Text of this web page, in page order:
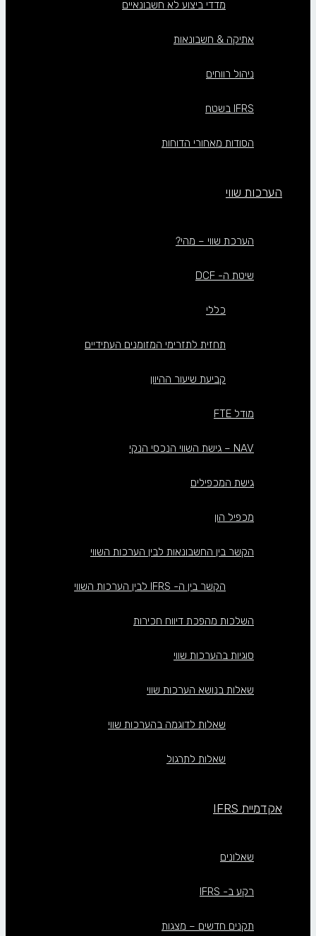
מדדי ביצוע לא חשבונאיים
אתיקה & חשבונאות
ניהול רווחים
IFRS בשטח
הסודות מאחורי הדוחות
הערכות שווי
הערכת שווי – מהי?
שיטת ה- DCF
כללי
תחזית לתזרימי המזומנים העתידיים
קביעת שיעור ההיוון
מודל FTE
NAV – גישת השווי הנכסי הנקי
גישת המכפילים
מכפיל הון
הקשר בין החשבונאות לבין הערכות השווי
הקשר בין ה- IFRS לבין הערכות השווי
השלכות מהפכת דיווח חכירות
סוגיות בהערכות שווי
שאלות בנושא הערכות שווי
שאלות לדוגמה בהערכות שווי
שאלות לתרגול
אקדמיית IFRS
שאלונים
רקע ב- IFRS
תקנים חדשים – מצגות